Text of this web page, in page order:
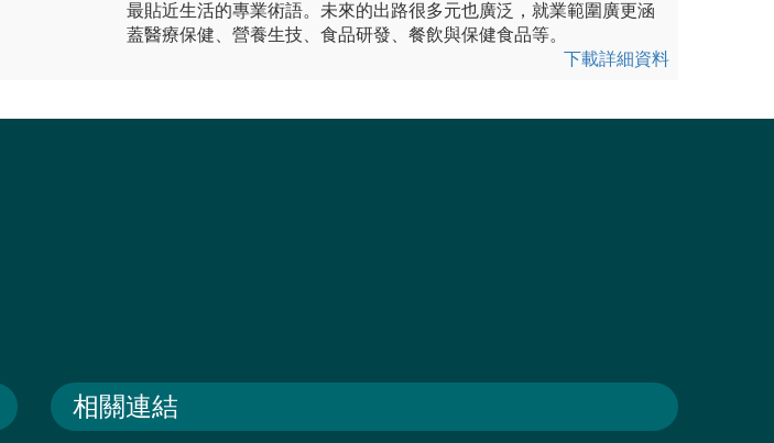
最貼近生活的專業術語。未來的出路很多元也廣泛，就業範圍廣更涵
蓋醫療保健、營養生技、食品研發、餐飲與保健食品等。
下載詳細資料
相關連結